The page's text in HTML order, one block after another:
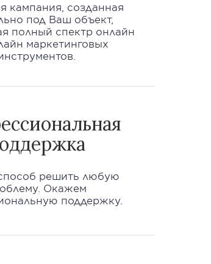
кампания, созданная
под Ваш объект,
полный спектр онлайн
маркетинговых
решить любую
Окажем
поддержку.